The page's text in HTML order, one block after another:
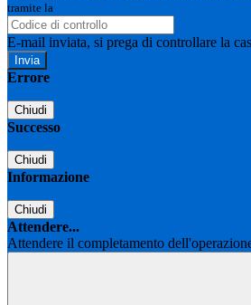
tramite la
E-mail inviata, si prega di controllare la
Errore
Chiudi
Successo
Chiudi
Informazione
Chiudi
Attendere...
Attendere il completamento